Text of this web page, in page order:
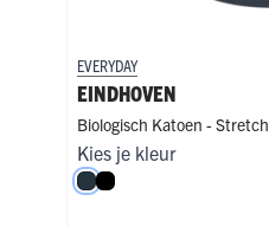
EVERYDAY
EINDHOVEN
Biologisch Katoen - Stretch
Kies je kleur
NavyZwart